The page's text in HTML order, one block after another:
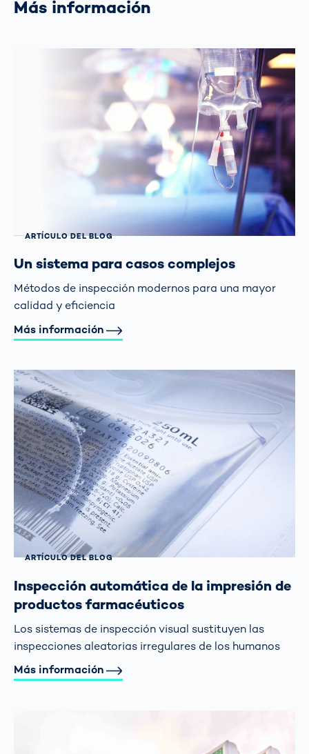
Más información
ARTÍCULO DEL BLOG
Un sistema para casos complejos
Métodos de inspección modernos para una mayor
calidad y eficiencia
Más información
ARTÍCULO DEL BLOG
Inspección automática de la impresión de
productos farmacéuticos
Los sistemas de inspección visual sustituyen las
inspecciones aleatorias irregulares de los humanos
Más información